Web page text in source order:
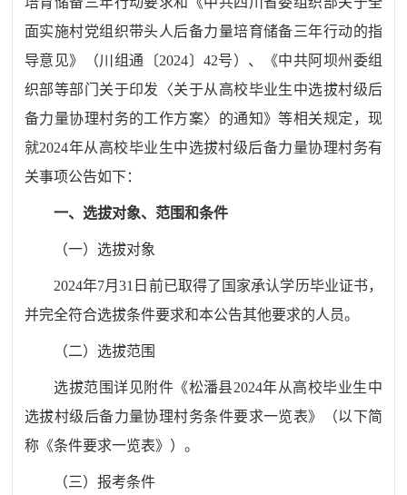
面实施村党组织带头人后备力量培育储备三年行动的指
导意见》（川组通〔2024〕 42号）、
《中共阿坝州委组
织部等部门关于印发〈关于从高校毕业生中选拔村级后
备力量协理村务的工作方案〉的通知》等相关规定 ，现
就2024年从高校毕业生中选拔村级后备力量协理村务有
关事项公告如下：
一、 选拔对象、范围和条件
（一） 选拔对象
2024年7月31 日前已取得了国家承认学历毕业证书，
并完全符合选拔条件要求和本公告其他要求的人员。
（二）选拔范围
选拔范围详见附件《松潘县2024年从高校毕业生中
选拔村级后备力量协理村务条件要求一览表》（以下简
称《条件要求一览表》）。
（三）报考条件